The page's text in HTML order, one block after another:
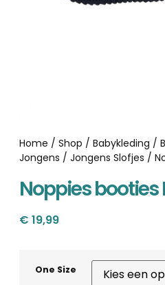
Home / Shop / Babykleding /
Jongens / Jongens Slofjes /
Noppies booties
€ 19,99
One Size